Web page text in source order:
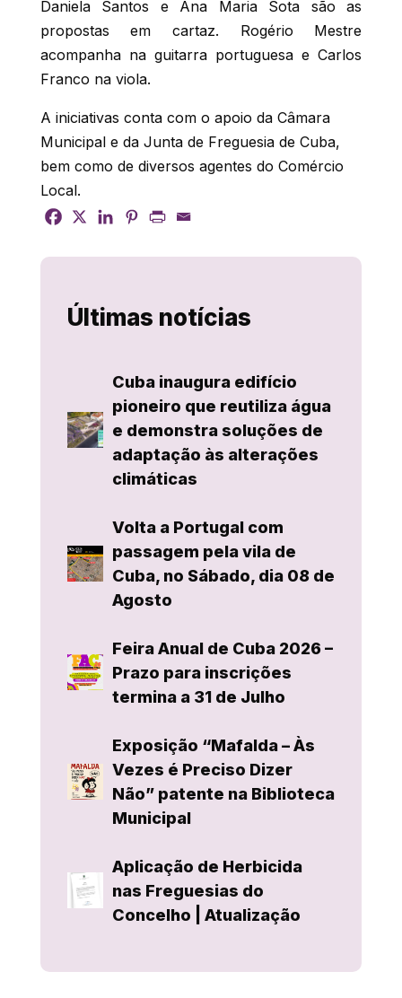
Daniela Santos e Ana Maria Sota são as
propostas em cartaz. Rogério Mestre
acompanha na guitarra portuguesa e Carlos
Franco na viola.
A iniciativas conta com o apoio da Câmara
Municipal e da Junta de Freguesia de Cuba,
bem como de diversos agentes do Comércio
Local.
Últimas notícias
Cuba inaugura edifício
pioneiro que reutiliza água
e demonstra soluções de
adaptação às alterações
climáticas
Volta a Portugal com
passagem pela vila de
Cuba, no Sábado, dia 08 de
Agosto
Feira Anual de Cuba 2026 –
Prazo para inscrições
termina a 31 de Julho
Exposição “Mafalda – Às
Vezes é Preciso Dizer
Não” patente na Biblioteca
Municipal
Aplicação de Herbicida
nas Freguesias do
Concelho | Atualização